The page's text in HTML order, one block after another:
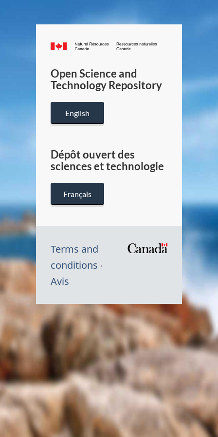
Canada.ca
/
Canada
Open Science and
Technology Repository
English
Dépôt ouvert des
sciences et technologie
Français
Terms and
conditions
Avis
Symbole
du
Canada